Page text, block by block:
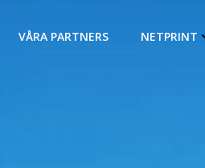
VÅRA PARTNERS NETPRINT